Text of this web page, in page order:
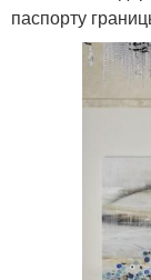
паспорту